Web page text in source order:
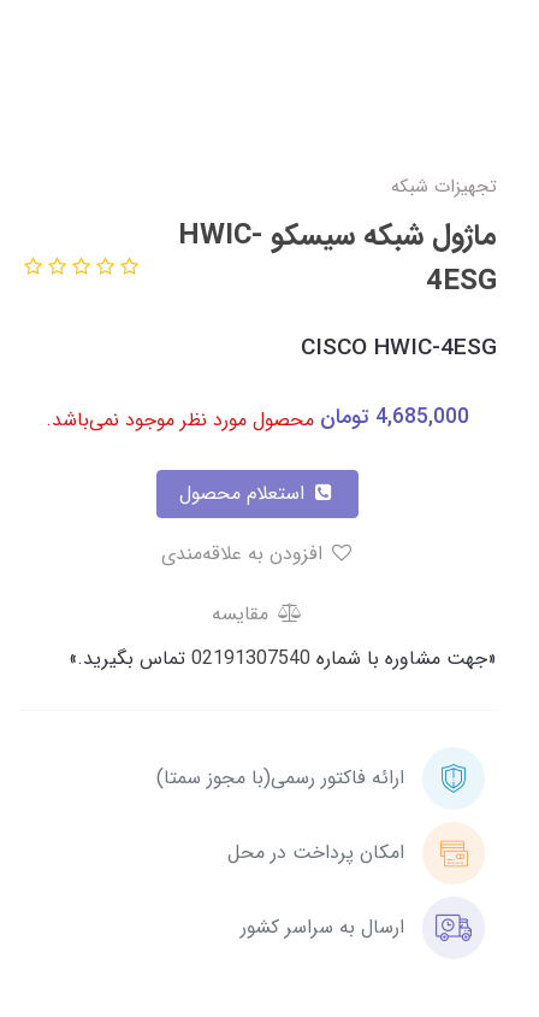
تجهیزات شبکه
ماژول شبکه سیسکو HWIC-
4ESG
CISCO HWIC-4ESG
4,685,000 تومان محصول مورد نظر موجود نمی‌باشد.
مقایسه
«جهت مشاوره با شماره 02191307540 تماس بگیرید.»
ارائه فاکتور رسمی(با مجوز سمتا)
امکان پرداخت در محل
ارسال به سراسر کشور